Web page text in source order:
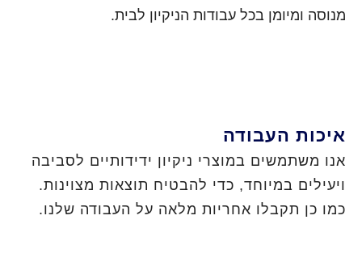
מנוסה ומיומן בכל עבודות הניקיון לבית.
איכות העבודה
אנו משתמשים במוצרי ניקיון ידידותיים לסביבה
ויעילים במיוחד, כדי להבטיח תוצאות מצוינות.
כמו כן תקבלו אחריות מלאה על העבודה שלנו.